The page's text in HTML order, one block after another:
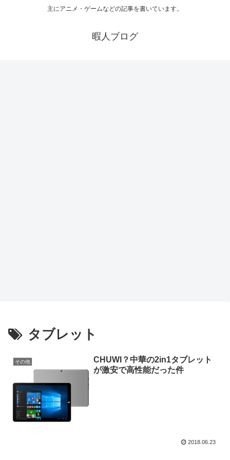
主にアニメ・ゲームなどの記事を書いています。
暇人ブログ
タブレット
その他
CHUWI？中華の2in1タブレット
が激安で高性能だった件
2018.06.23